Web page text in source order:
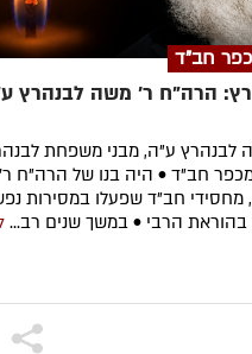
חב"ד
הרה"ח ר' משה לבנהרץ
לבנהרץ ע"ה, מבני משפחת
חב"ד • היה בנו של הרה"ח
חב"ד שפעלו במסירות
בהוראת הרבי • במשך שנים רב...